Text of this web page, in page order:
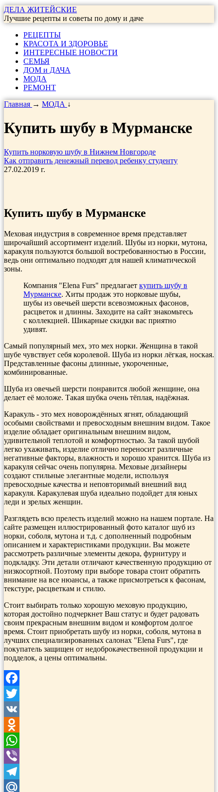
ДЕЛА ЖИТЕЙСКИЕ
Лучшие рецепты и советы по дому и даче
РЕЦЕПТЫ
КРАСОТА И ЗДОРОВЬЕ
ИНТЕРЕСНЫЕ НОВОСТИ
СЕМЬЯ
ДОМ и ДАЧА
МОДА
РЕМОНТ
Главная → МОДА ↓
Купить шубу в Мурманске
Купить норковую шубу в Нижнем Новгороде
Как отправить денежный перевод ребенку студенту
27.02.2019 г.
Купить шубу в Мурманске
Меховая индустрия в современное время представляет
широчайший ассортимент изделий. Шубы из норки, мутона,
каракуля пользуются большой востребованностью в России,
ведь они оптимально подходят для нашей климатической
зоны.
Компания "Elena Furs" предлагает купить шубу в
Мурманске. Хиты продаж это норковые шубы,
шубы из овечьей шерсти всевозможных фасонов,
расцветок и длинны. Заходите на сайт знакомьтесь
с коллекцией. Шикарные скидки вас приятно
удивят.
Самый популярный мех, это мех норки. Женщина в такой
шубе чувствует себя королевой. Шуба из норки лёгкая, ноская.
Представленные фасоны длинные, укороченные,
комбинированные.
Шуба из овечьей шерсти понравится любой женщине, она
делает её моложе. Такая шубка очень тёплая, надёжная.
Каракуль - это мех новорождённых ягнят, обладающий
особыми свойствами и превосходным внешним видом. Такое
изделие обладает оригинальным внешним видом,
удивительной теплотой и комфортностью. За такой шубой
легко ухаживать, изделие отлично переносит различные
негативные факторы, влажность и хорошо хранится. Шуба из
каракуля сейчас очень популярна. Меховые дизайнеры
создают стильные элегантные модели, используя
превосходные качества и неповторимый внешний вид
каракуля. Каракулевая шуба идеально подойдет для юных
леди и зрелых женщин.
Разглядеть всю прелесть изделий можно на нашем портале. На
сайте размещен иллюстрированный фото каталог шуб из
норки, соболя, мутона и т.д. с дополненный подробным
описанием и характеристиками продукции. Вы можете
рассмотреть различные элементы декора, фурнитуру и
подкладку. Эти детали отличают качественную продукцию от
низкосортной. Поэтому при выборе товара стоит обратить
внимание на все нюансы, а также присмотреться к фасонам,
текстуре, расцветкам и стилю.
Стоит выбирать только хорошую меховую продукцию,
которая достойно подчеркнет Ваш статус и будет радовать
своим прекрасным внешним видом и комфортом долгое
время. Стоит приобретать шубу из норки, соболя, мутона в
лучших специализированных салонах "Elena Furs", где
покупатель защищен от недоброкачественной продукции и
подделок, а цены оптимальны.
Facebook
Twitter
VK
Odnoklassniki
WhatsApp
Viber
Telegram